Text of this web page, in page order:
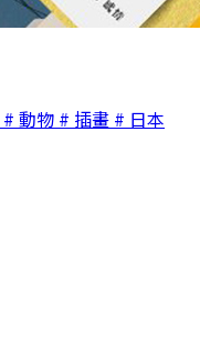
# 動物 # 插畫 # 日本